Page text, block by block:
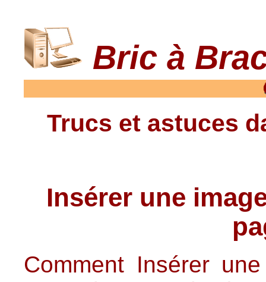
Bric à
Trucs et astuces
Insérer une
Comment Insérer